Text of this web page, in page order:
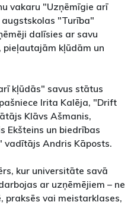
vakaru "Uzņēmīgie arī
"Turība"
dalīsies ar savu
pieļautajām kļūdām un
kļūdās" savus stātus
Irita Kalēja, "Drift
Klāvs Ašmanis,
Ekšteins un biedrības
Andris Kāposts.
kur universitāte savā
ar uzņēmējiem – ne
vai meistarklases,